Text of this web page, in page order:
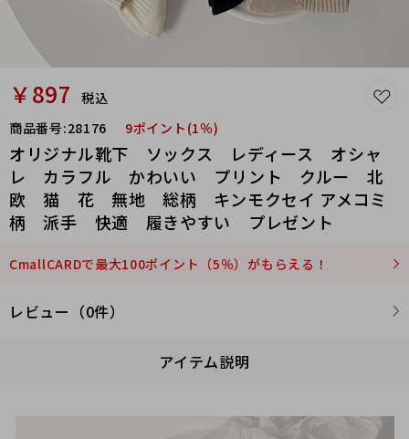
￥897
税込
商品番号:28176 9ポイント(1％)
オリジナル靴下 ソックス レディース オシャ
レ カラフル かわいい プリント クルー 北
欧 猫 花 無地 総柄 キンモクセイ アメコミ
柄 派手 快適 履きやすい プレゼント
CmallCARDで最大100ポイント（5％）がもらえる！
レビュー（0件）
アイテム説明